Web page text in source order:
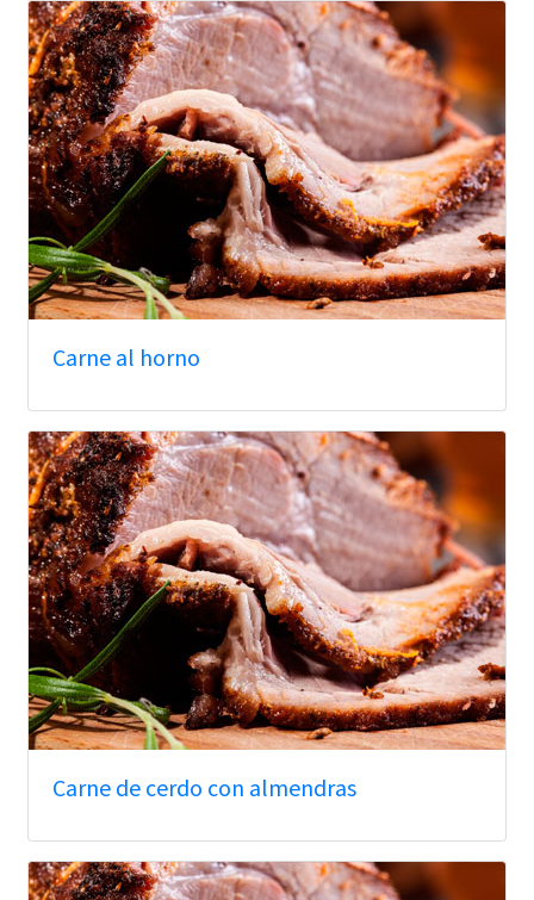
Carne al horno
Carne de cerdo con almendras